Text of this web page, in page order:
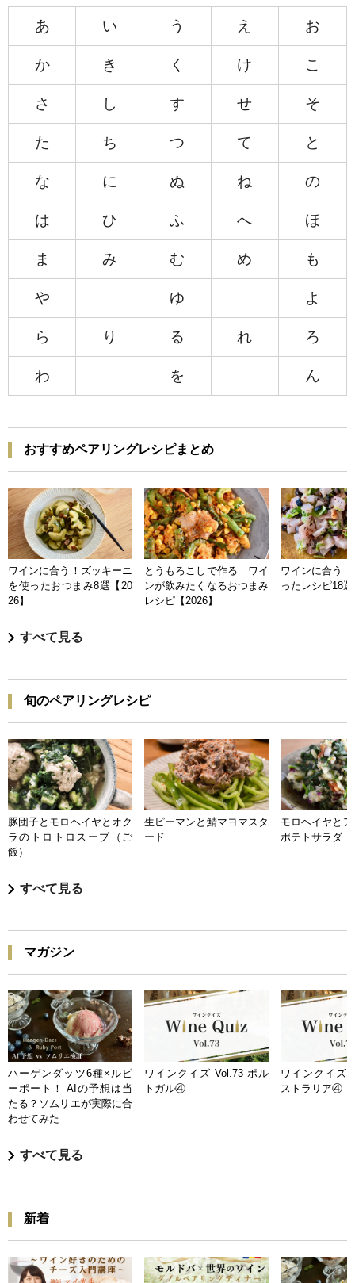
あ い う え お
か き く け こ
さ し す せ そ
た ち つ て と
な に ぬ ね の
は ひ ふ へ ほ
ま み む め も
や ゆ よ
ら り る れ ろ
わ を ん
おすすめペアリングレシピまとめ
ワインに合う！ズッキーニ
を使ったおつまみ8選【20
26】
とうもろこしで作る ワイ
ンが飲みたくなるおつまみ
レシピ【2026】
ワインに合う
ったレシピ18
すべて見る
旬のペアリングレシピ
豚団子とモロヘイヤとオク
ラのトロトロスープ（ご
飯）
生ピーマンと鯖マヨマスタ
ード
モロヘイヤと
ポテトサラダ
すべて見る
マガジン
ハーゲンダッツ6種×ルビ
ーポート！ AIの予想は当
たる？ソムリエが実際に合
わせてみた
ワインクイズ Vol.73 ポル
トガル④
ワインクイズ
ストラリア④
すべて見る
新着